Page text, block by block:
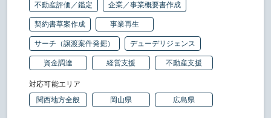
不動産評価／鑑定 企業／事業概要書作成
契約書草案作成 事業再生
サーチ（譲渡案件発掘） デューデリジェンス
資金調達 経営支援 不動産支援
対応可能エリア
関西地方全般
岡山県 広島県